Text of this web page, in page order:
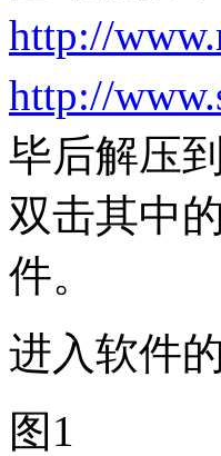
http://
http://
毕后解压
双击其中
件。
进入软件
图1